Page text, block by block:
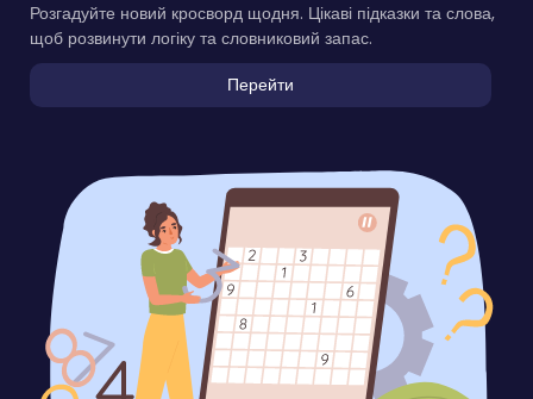
Розгадуйте новий кросворд щодня. Цікаві підказки та слова,
щоб розвинути логіку та словниковий запас.
Перейти